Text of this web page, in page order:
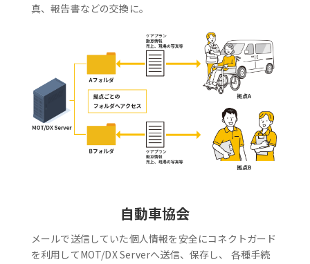
真、報告書などの交換に。
自動車協会
メールで送信していた個人情報を安全にコネクトガード
を利用してMOT/DX Serverへ送信、保存し、 各種手続